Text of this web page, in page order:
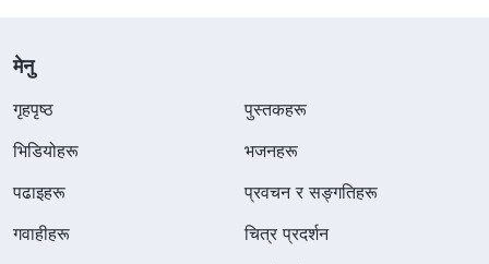
मेनु
गृहपृष्ठ
पुस्तकहरू
भिडियोहरू
भजनहरू
पढाइहरू
प्रवचन र सङ्गतिहरू
गवाहीहरू
चित्र प्रदर्शन